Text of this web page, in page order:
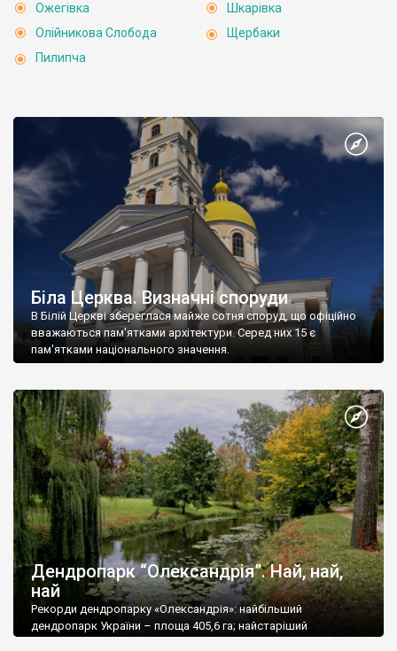
Ожегівка
Олійникова Слобода
Пилипча
Шкарівка
Щербаки
Біла Церква. Визначні споруди
В Білій Церкві збереглася майже сотня споруд, що офіційно
вважаються пам'ятками архітектури. Серед них 15 є
пам'ятками національного значення.
Дендропарк “Олександрія”. Най, най,
най
Рекорди дендропарку «Олександрія»: найбільший
дендропарк України – площа 405,6 га; найстаріший